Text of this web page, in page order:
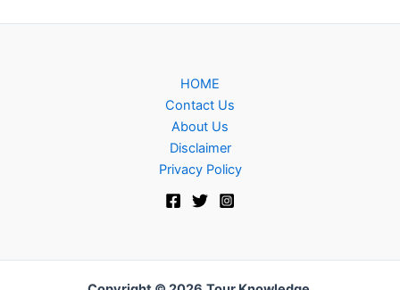
HOME
Contact Us
About Us
Disclaimer
Privacy Policy